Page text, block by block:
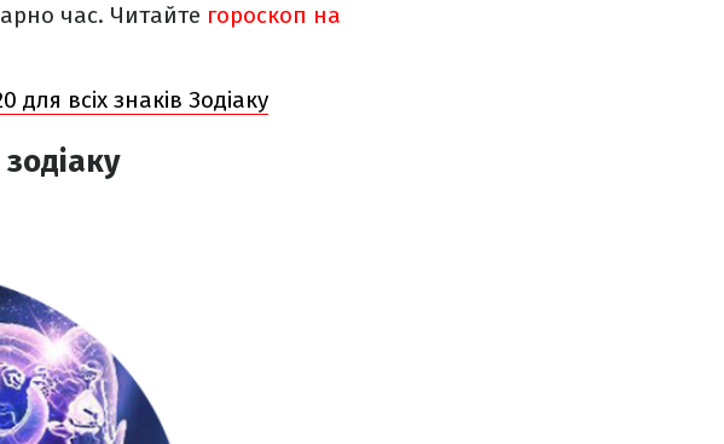
час. Читайте гороскоп на
всіх знаків Зодіаку